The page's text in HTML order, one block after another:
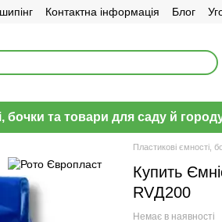
Контактна інформація Блог
бочки та товари для саду й
Пластикові ємності,
Купить
RVД200
Немає в наявності